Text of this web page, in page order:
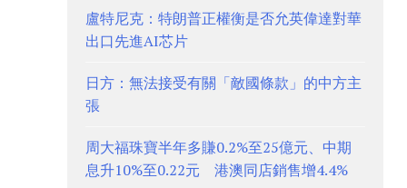
盧特尼克：特朗普正權衡是否允英偉達對華
出口先進AI芯片
日方：無法接受有關「敵國條款」的中方主
張
周大福珠寶半年多賺0.2%至25億元、中期
息升10%至0.22元 港澳同店銷售增4.4%